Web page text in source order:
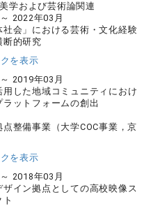
学および芸術論関連
2022年03月
社会」における芸術・文化経験
断的研究
を表示
2019年03月
用した地域コミュニティにおけ
ットフォームの創出
点整備事業（大学COC事業，京
を表示
2018年03月
ザイン拠点としての高校映像ス